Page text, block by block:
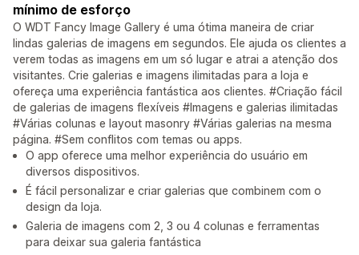
mínimo de esforço
O WDT Fancy Image Gallery é uma ótima maneira de criar
lindas galerias de imagens em segundos. Ele ajuda os clientes a
verem todas as imagens em um só lugar e atrai a atenção dos
visitantes. Crie galerias e imagens ilimitadas para a loja e
ofereça uma experiência fantástica aos clientes. #Criação fácil
de galerias de imagens flexíveis #Imagens e galerias ilimitadas
#Várias colunas e layout masonry #Várias galerias na mesma
página. #Sem conflitos com temas ou apps.
O app oferece uma melhor experiência do usuário em
diversos dispositivos.
É fácil personalizar e criar galerias que combinem com o
design da loja.
Galeria de imagens com 2, 3 ou 4 colunas e ferramentas
para deixar sua galeria fantástica